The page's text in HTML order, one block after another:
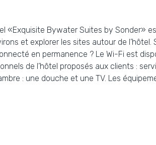
«Exquisite Bywater Suites by Sonder»
et explorer les sites autour de l’hôtel.
en permanence ? Le Wi-Fi est
de l’hôtel proposés aux clients :
: une douche et une TV. Les